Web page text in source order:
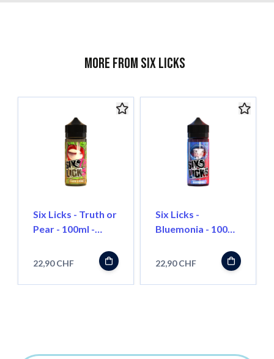
More from Six Licks
Six Licks - Truth or
Pear - 100ml -
22,90 CHF
Six Licks -
Bluemonia - 100ml
22,90 CHF